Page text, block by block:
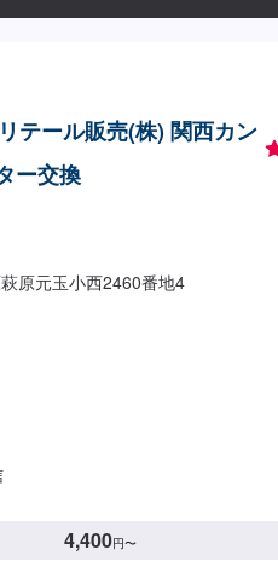
テール販売(株) 関西カン
ー交換
原元玉小西2460番地4
4,400円〜